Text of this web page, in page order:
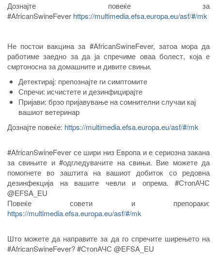
Дознајте повеќе за
#AfricanSwineFever https://multimedia.efsa.europa.eu/asf/#/mk
Не постои вакцина за #AfricanSwineFever, затоа мора да
работиме заедно за да ја спречиме оваа болест, која е
смртоносна за домашните и дивите свињи.
Детектирај: препознајте ги симптомите
Спречи: исчистете и дезинфицирајте
Пријави: брзо пријавување на сомнителни случаи кај
вашиот ветеринар
Дознајте повеќе: https://multimedia.efsa.europa.eu/asf/#/mk
#AfricanSwineFever се шири низ Европа и е сериозна закана
за свињите и #одгледувачите на свињи. Вие можете да
помогнете во заштита на вашиот добиток со редовна
дезинфекција на вашите чевли и опрема. #СтопАЧС
@EFSA_EU
Повеќе совети и препораки:
https://multimedia.efsa.europa.eu/asf/#/mk
Што можете да направите за да го спречите ширењето на
#AfricanSwineFever? #СтопАЧС @EFSA_EU